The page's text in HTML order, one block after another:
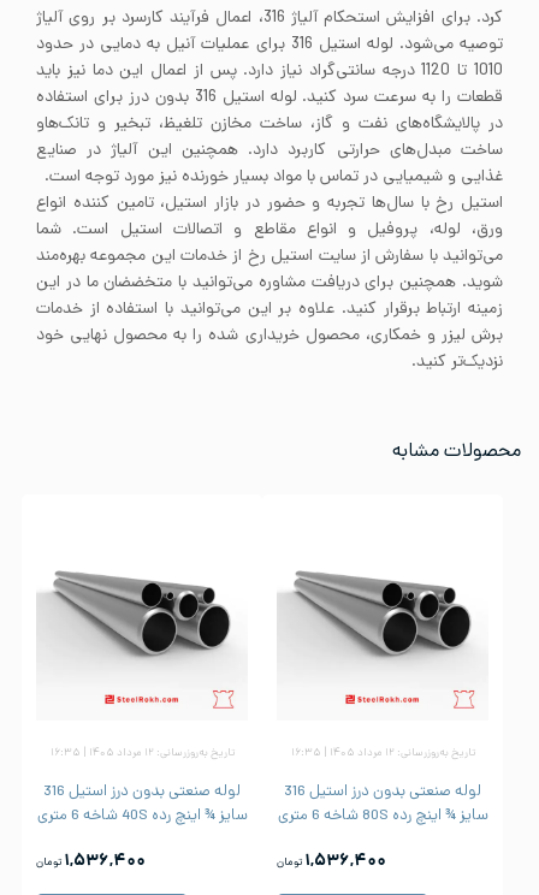
کرد. برای افزایش استحکام آلیاژ 316، اعمال فرآیند کارسرد بر روی آلیاژ
توصیه می‌شود. لوله استیل 316 برای عملیات آنیل به دمایی در حدود
1010 تا 1120 درجه سانتی‌گراد نیاز دارد. پس از اعمال این دما نیز باید
قطعات را به سرعت سرد کنید. لوله استیل 316 بدون درز برای استفاده
در پالایشگاه‌های نفت و گاز، ساخت مخازن تلغیظ، تبخیر و تانک‌هاو
ساخت مبدل‌های حرارتی کاربرد دارد. همچنین این آلیاژ در صنایع
غذایی و شیمیایی در تماس با مواد بسیار خورنده نیز مورد توجه است.
استیل رخ با سال‌ها تجربه و حضور در بازار استیل، تامین کننده انواع
ورق، لوله، پروفیل و انواع مقاطع و اتصالات استیل است. شما
می‌توانید با سفارش از سایت استیل رخ از خدمات این مجموعه بهره‌مند
شوید. همچنین برای دریافت مشاوره می‌توانید با متخضضان ما در این
زمینه ارتباط برقرار کنید. علاوه بر این می‌توانید با استفاده از خدمات
برش لیزر و خمکاری، محصول خریداری شده را به محصول نهایی خود
نزدیک‌تر کنید.
محصولات مشابه
تاریخ به‌روزرسانی: ۱۲ مرداد ۱۴۰۵ | ۱۶:۳۵
لوله صنعتی بدون درز استیل 316
سایز ¾ اینچ رده 80S شاخه 6 متری
۱,۵۳۶,۴۰۰ تومان
تاریخ به‌روزرسانی: ۱۲ مرداد ۱۴۰۵ | ۱۶:۳۵
لوله صنعتی بدون درز استیل 316
سایز ¾ اینچ رده 40S شاخه 6 متری
۱,۵۳۶,۴۰۰ تومان